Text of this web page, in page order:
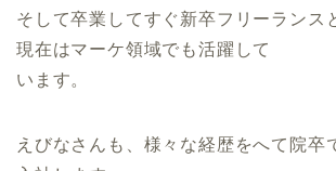
そして卒業してすぐ新卒フリーランス
現在はマーケ領域でも活躍して
います。
えびなさんも、様々な経歴をへて院卒